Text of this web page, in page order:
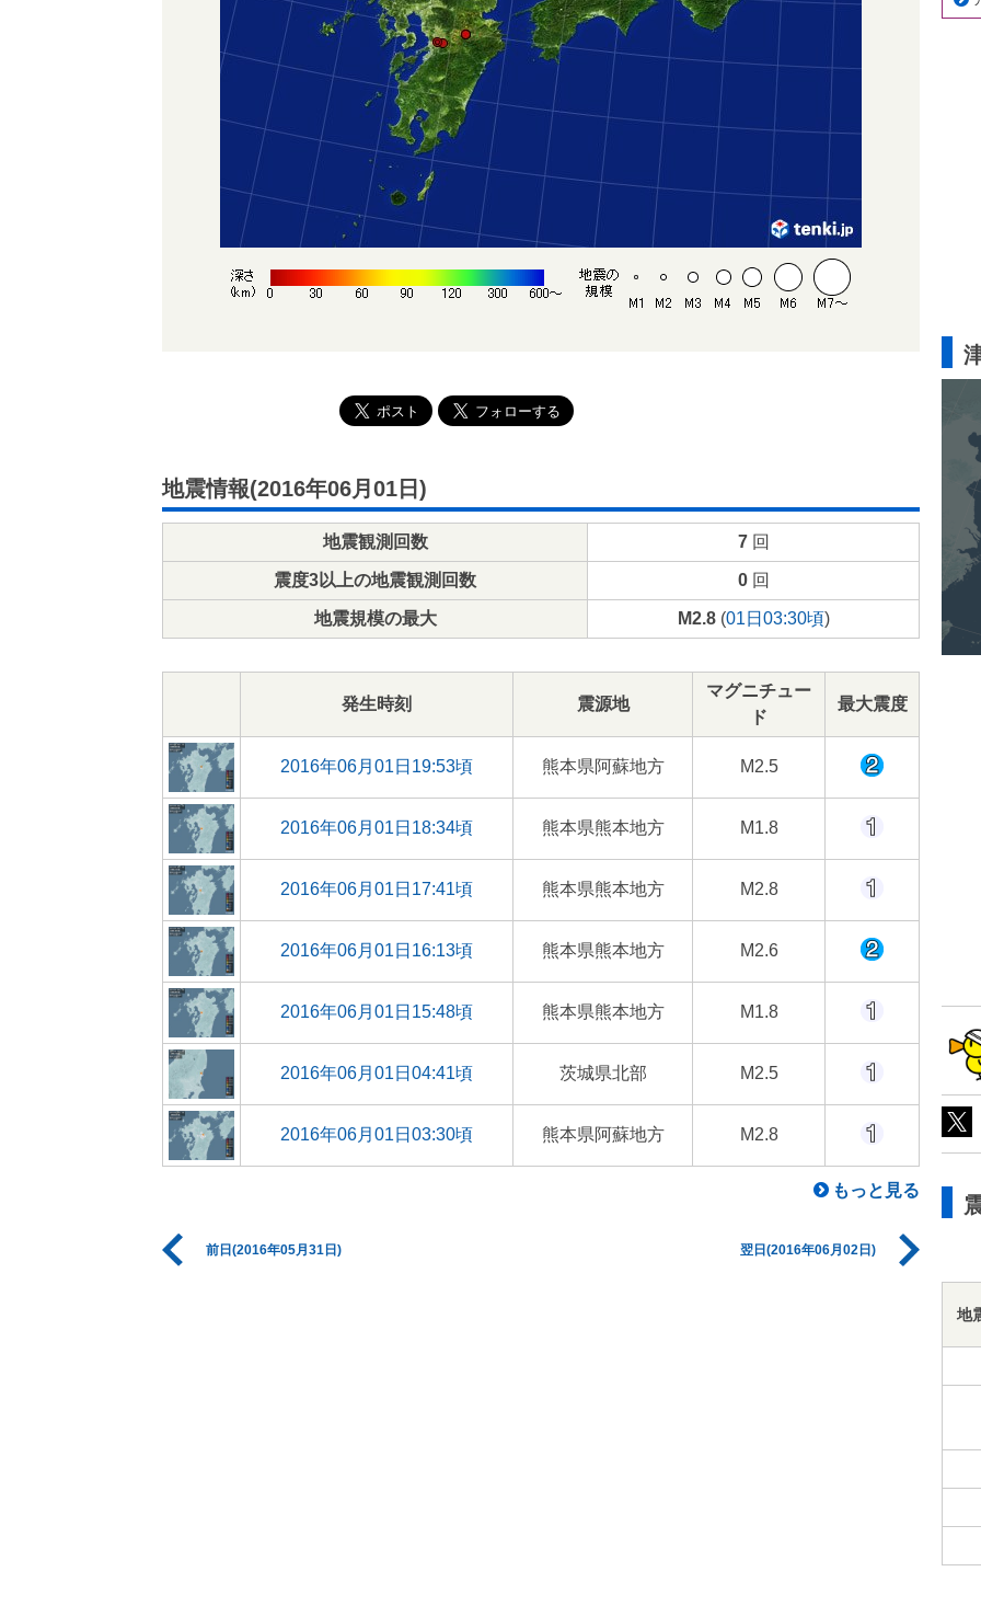
地震情報(2016年06月01日)
地震観測回数 7回
震度3以上の地震観測回数 0回
地震規模の最大 M2.8(01日03:30頃)
発生時刻 震源地
マグニチュー
ド
最大震度
2016年06月01日19:53頃 熊本県阿蘇地方 M2.5
2016年06月01日18:34頃 熊本県熊本地方 M1.8
2016年06月01日17:41頃 熊本県熊本地方 M2.8
2016年06月01日16:13頃 熊本県熊本地方 M2.6
2016年06月01日15:48頃 熊本県熊本地方 M1.8
2016年06月01日04:41頃 茨城県北部 M2.5
2016年06月01日03:30頃 熊本県阿蘇地方 M2.8
もっと見る
前日(2016年05月31日) 翌日(2016年06月02日)
地